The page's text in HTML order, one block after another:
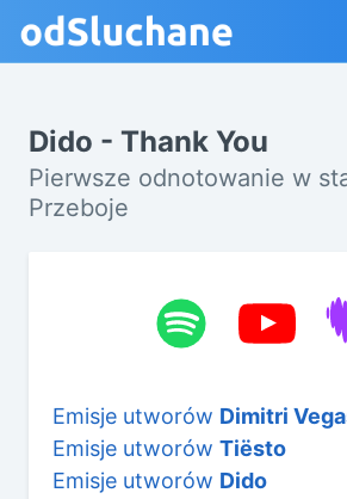
Dido - Thank You
Pierwsze odnotowanie w
Przeboje
Emisje utworów Dimitri
Emisje utworów Tiësto
Emisje utworów Dido